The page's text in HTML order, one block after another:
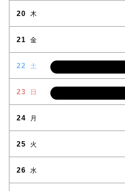
20 木
21 金
22 土
23 日
24 月
25 火
26 水